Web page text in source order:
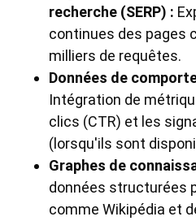
recherche (SERP) :
continues des pages
milliers de requêtes.
Données de
Intégration de
clics (CTR) et les
(lorsqu'ils sont
Graphes de
données structurées
comme Wikipédia et